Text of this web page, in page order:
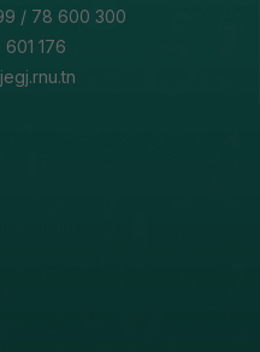
/ 78 600 300
601 176